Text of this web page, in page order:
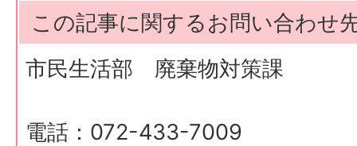
この記事に関するお問い合わせ
市民生活部 廃棄物対策課
電話：072-433-7009